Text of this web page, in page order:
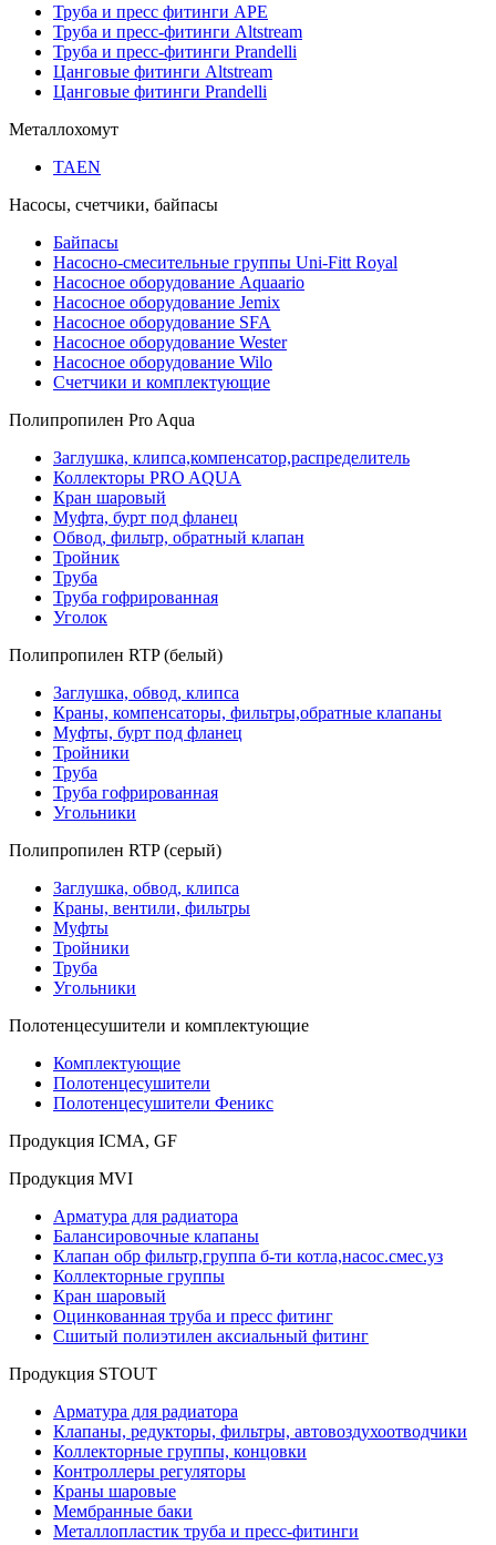
Труба и пресс фитинги APE
Труба и пресс-фитинги Altstream
Труба и пресс-фитинги Prandelli
Цанговые фитинги Altstream
Цанговые фитинги Prandelli
Металлохомут
TAEN
Насосы, счетчики, байпасы
Байпасы
Насосно-смесительные группы Uni-Fitt Royal
Насосное оборудование Aquaario
Насосное оборудование Jemix
Насосное оборудование SFA
Насосное оборудование Wester
Насосное оборудование Wilo
Счетчики и комплектующие
Полипропилен Pro Aqua
Заглушка, клипса,компенсатор,распределитель
Коллекторы PRO AQUA
Кран шаровый
Муфта, бурт под фланец
Обвод, фильтр, обратный клапан
Тройник
Труба
Труба гофрированная
Уголок
Полипропилен RTP (белый)
Заглушка, обвод, клипса
Краны, компенсаторы, фильтры,обратные клапаны
Муфты, бурт под фланец
Тройники
Труба
Труба гофрированная
Угольники
Полипропилен RTP (серый)
Заглушка, обвод, клипса
Краны, вентили, фильтры
Муфты
Тройники
Труба
Угольники
Полотенцесушители и комплектующие
Комплектующие
Полотенцесушители
Полотенцесушители Феникс
Продукция ICMA, GF
Продукция MVI
Арматура для радиатора
Балансировочные клапаны
Клапан обр фильтр,группа б-ти котла,насос.смес.уз
Коллекторные группы
Кран шаровый
Оцинкованная труба и пресс фитинг
Сшитый полиэтилен аксиальный фитинг
Продукция STOUT
Арматура для радиатора
Клапаны, редукторы, фильтры, автовоздухоотводчики
Коллекторные группы, концовки
Контроллеры регуляторы
Краны шаровые
Мембранные баки
Металлопластик труба и пресс-фитинги